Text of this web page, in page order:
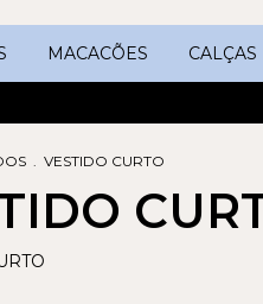
MACACÕES CALÇAS
VESTIDO CURTO